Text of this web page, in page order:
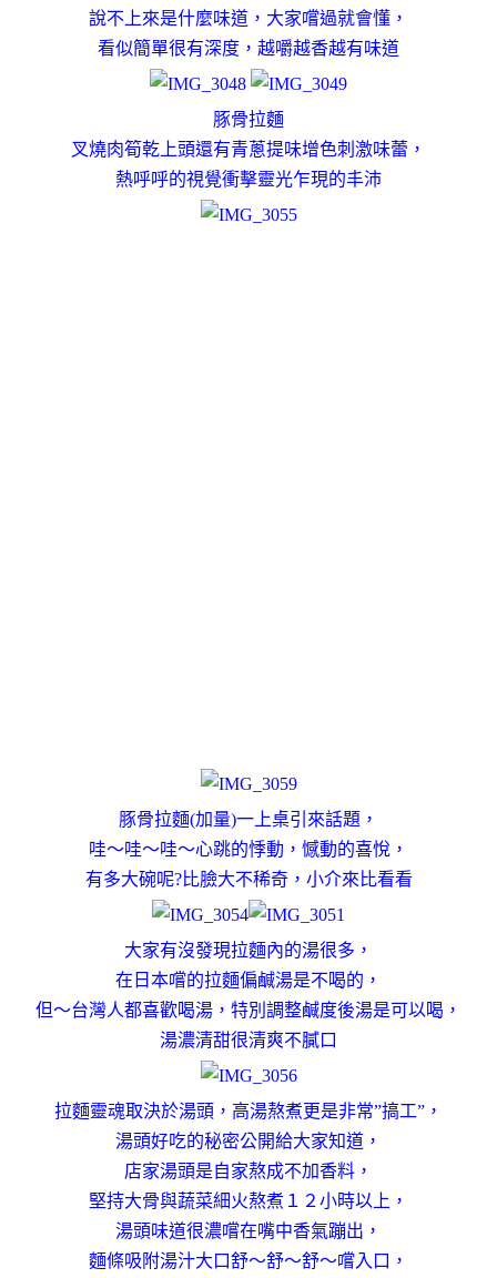
說不上來是什麼味道，大家嚐過就會懂，
看似簡單很有深度，越嚼越香越有味道
豚骨拉麵
叉燒肉筍乾上頭還有青蔥提味增色刺激味蕾，
熱呼呼的視覺衝擊靈光乍現的丰沛
豚骨拉麵(加量)一上桌引來話題，
哇～哇～哇～心跳的悸動 ， 憾動的喜悅 ，
有多大碗呢?比臉大不稀奇，小介來比看看
大家有沒發現拉麵內的湯很多，
在日本嚐的拉麵偏鹹湯是不喝的，
但～台灣人都喜歡喝湯， 特別調整鹹度後湯是可以喝 ，
湯濃清甜很清爽不膩口
拉麵靈魂取決於湯頭 ， 高湯熬煮更是非常”搞工”，
湯頭好吃的秘密公開給大家知道，
店家湯頭是自家熬成不加香料，
堅持大骨與蔬菜細火熬煮１２小時以上，
湯頭味道很濃嚐在嘴中香氣蹦出，
麵條吸附湯汁大口舒～舒～舒～嚐入口，